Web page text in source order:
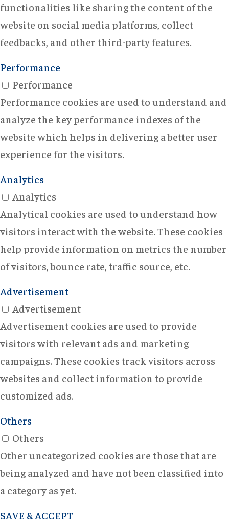
functionalities like sharing the content of the
website on social media platforms, collect
feedbacks, and other third-party features.
Performance
Performance
Performance cookies are used to understand and
analyze the key performance indexes of the
website which helps in delivering a better user
experience for the visitors.
Analytics
Analytics
Analytical cookies are used to understand how
visitors interact with the website. These cookies
help provide information on metrics the number
of visitors, bounce rate, traffic source, etc.
Advertisement
Advertisement
Advertisement cookies are used to provide
visitors with relevant ads and marketing
campaigns. These cookies track visitors across
websites and collect information to provide
customized ads.
Others
Others
Other uncategorized cookies are those that are
being analyzed and have not been classified into
a category as yet.
SAVE & ACCEPT